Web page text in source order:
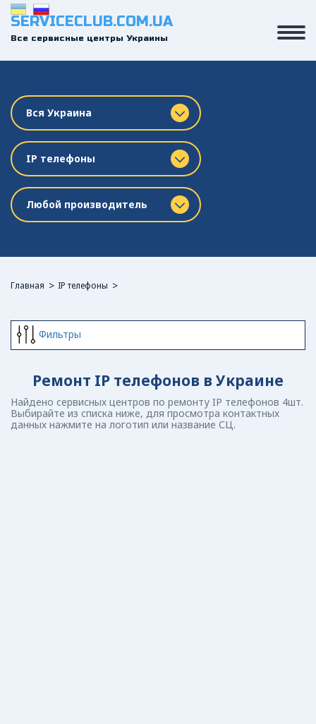
SERVICECLUB.COM.UA
Все сервисные центры Украины
Вся Украина
IP телефоны
Любой производитель
Главная IP телефоны
Фильтры
Ремонт IP телефонов в Украине
Найдено сервисных центров по ремонту IP телефонов 4шт.
Выбирайте из списка ниже, для просмотра контактных
данных нажмите на логотип или название СЦ.